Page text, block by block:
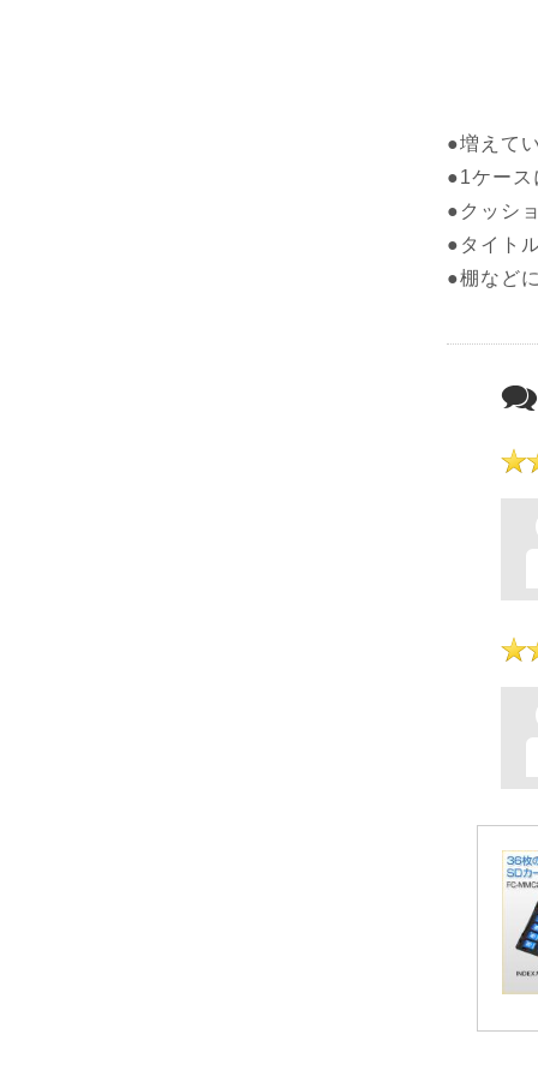
●増えて
●1ケース
●クッシ
●タイト
●棚など